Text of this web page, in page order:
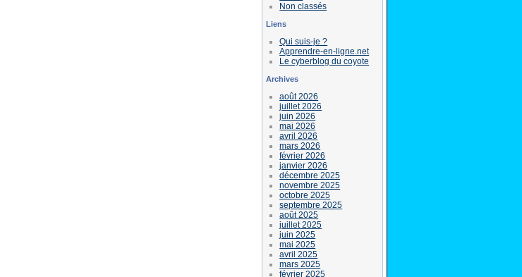
Non classés
Liens
Qui suis-je ?
Apprendre-en-ligne.net
Le cyberblog du coyote
Archives
août 2026
juillet 2026
juin 2026
mai 2026
avril 2026
mars 2026
février 2026
janvier 2026
décembre 2025
novembre 2025
octobre 2025
septembre 2025
août 2025
juillet 2025
juin 2025
mai 2025
avril 2025
mars 2025
février 2025